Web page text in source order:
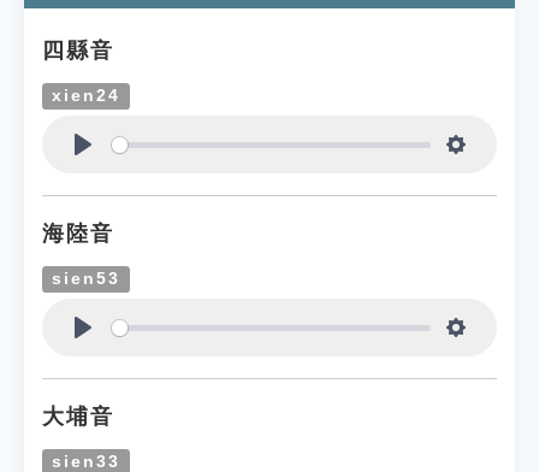
四縣音
xien24
海陸音
sien53
大埔音
sien33